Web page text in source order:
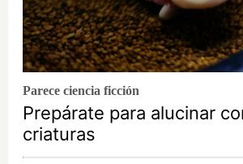
Parece ciencia ficción
Prepárate para alucinar
criaturas